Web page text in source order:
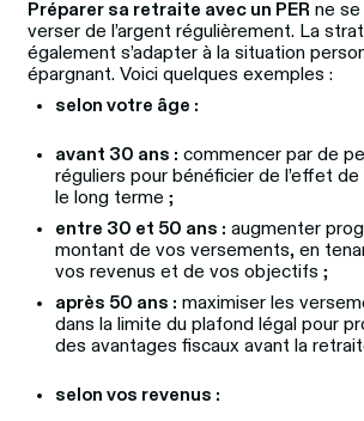
Préparer sa retraite avec un PER ne se
verser de l’argent régulièrement. La
également s’adapter à la situation
épargnant. Voici quelques exemples :
selon votre âge :
avant 30 ans : commencer par de
réguliers pour bénéficier de l’effet
le long terme ;
entre 30 et 50 ans : augmenter
montant de vos versements, en
vos revenus et de vos objectifs ;
après 50 ans : maximiser les
dans la limite du plafond légal pour
des avantages fiscaux avant la
selon vos revenus :